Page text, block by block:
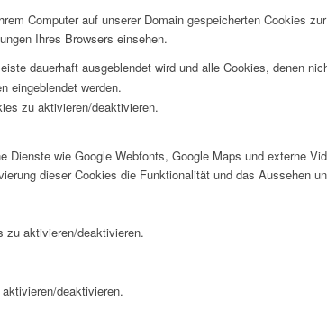
Computer auf unserer Domain gespeicherten Cookies
Ihres Browsers einsehen.
dauerhaft ausgeblendet wird und alle Cookies, denen
eingeblendet werden.
zu aktivieren/deaktivieren.
Dienste wie Google Webfonts, Google Maps und externe
dieser Cookies die Funktionalität und das Aussehen
zu aktivieren/deaktivieren.
deaktivieren.